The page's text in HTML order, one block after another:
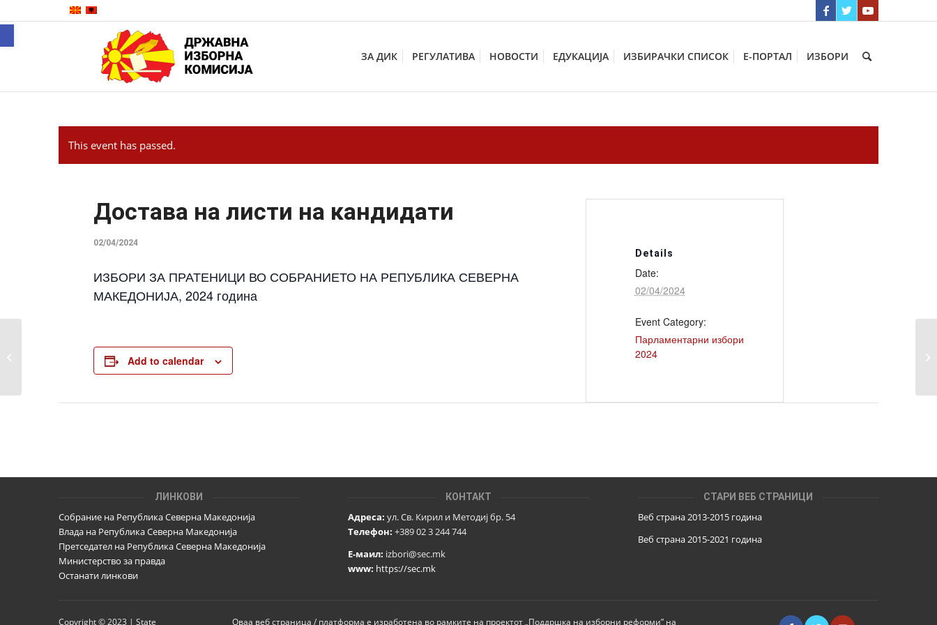
ЗА ДИК РЕГУЛАТИВА НОВОСТИ ЕДУКАЦИЈА ИЗБИРАЧКИ СПИСОК Е-ПОРТАЛ ИЗБОРИ
This event has passed.
Достава на листи на кандидати
02/04/2024
ИЗБОРИ ЗА ПРАТЕНИЦИ ВО СОБРАНИЕТО НА РЕПУБЛИКА СЕВЕРНА
МАКЕДОНИЈА, 2024 година
Add to calendar
Details
Date:
02/04/2024
Event Category:
Парламентарни избори
2024
ЛИНКОВИ
Собрание на Република Северна Македонија
Влада на Република Северна Македонија
Претседател на Република Северна Македонија
Министерство за правда
Останати линкови
КОНТАКТ
Адреса: ул. Св. Кирил и Методиј бр. 54
Телефон: +389 02 3 244 744
Е-маил: izbori@sec.mk
www: https://sec.mk
СТАРИ ВЕБ СТРАНИЦИ
Веб страна 2013-2015 година
Веб страна 2015-2021 година
Copyright © 2023 | State Оваа веб страница / платформа е изработена во рамките на проектот „Поддршка на изборни реформи” на
Огласување на единствената
утврдена листа на кандидати
Open toolbar